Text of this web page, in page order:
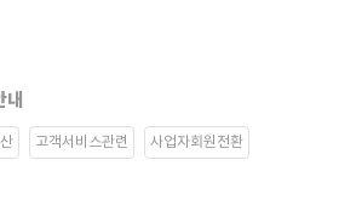
고객서비스관련 사업자회원전환